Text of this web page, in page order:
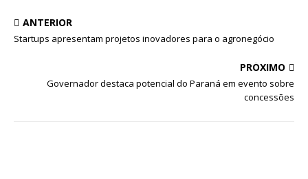
ANTERIOR
Startups apresentam projetos inovadores para o agronegócio
PRÓXIMO
Governador destaca potencial do Paraná em evento sobre
concessões